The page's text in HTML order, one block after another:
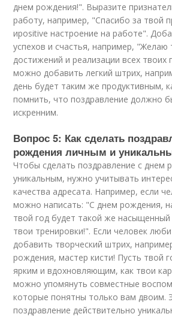
днем рождения!". Выразите
работу, например, "Спасибо за твой
иpositive настроение на работе".
успехов и счастья, например, "Желаю
достижений и реализации всех твоих
можно добавить легкий штрих,
день будет таким же продуктивным,
помнить, что поздравление должно
искренним.
Вопрос 5: Как сделать
рождения личным и
Чтобы сделать поздравление с днем
уникальным, нужно учитывать
качества адресата. Например, если
можно написать: "С днем рождения,
твой год будет такой же
твои тренировки!". Если человек
добавить творческий штрих,
рождения, мастер кисти! Пусть твой
ярким и вдохновляющим, как твои
можно упомянуть совместные
которые понятны только вам двоим.
поздравление действительно